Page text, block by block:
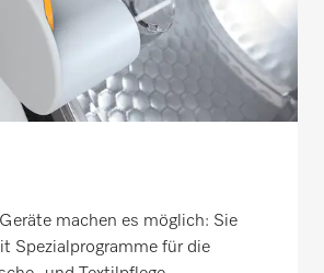
machen es möglich: Sie
Spezialprogramme für die